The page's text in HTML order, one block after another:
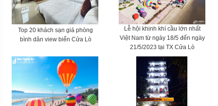
Top 20 khách sạn giá phòng
bình dân view biển Cửa Lò
Lễ hội khinh khí cầu lớn nhất
Việt Nam từ ngày 18/5 đến ngày
21/5/2023 tại TX Cửa Lò